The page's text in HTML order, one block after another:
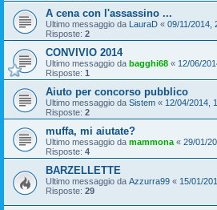
A cena con l'assassino ...
Ultimo messaggio da LauraD « 09/11/2014,
Risposte: 2
CONVIVIO 2014
Ultimo messaggio da bagghi68 « 12/06/
Risposte: 1
Aiuto per concorso pubblico
Ultimo messaggio da Sistem « 12/04/2014,
Risposte: 2
muffa, mi aiutate?
Ultimo messaggio da mammona « 29/01/
Risposte: 4
BARZELLETTE
Ultimo messaggio da Azzurra99 « 15/01/
Risposte: 29